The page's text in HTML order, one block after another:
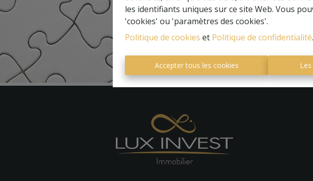
les identifiants uniques sur ce site Web. Vous
'cookies' ou 'paramètres des cookies'.
Politique de cookies et Politique de confidentialité.
Accepter tous les cookies